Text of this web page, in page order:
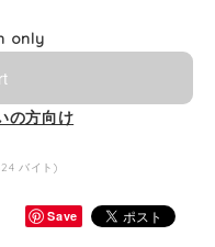
only
の方向け
バイト)
Save